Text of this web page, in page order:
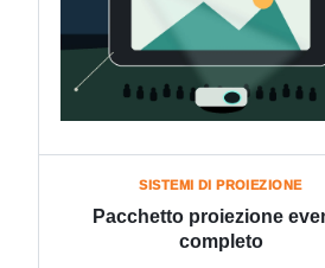
SISTEMI DI PROIEZIONE
Pacchetto proiezione
completo